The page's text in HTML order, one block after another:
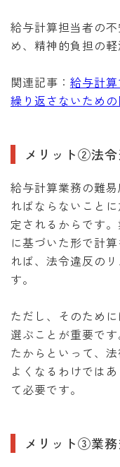
給与計算担当者の
め、精神的負担の軽
関連記事： 給与計
繰り返さないため
メリット②法令
給与計算業務の難
ればならないこと
定されるからです
に基づいた形で計
れば、法令違反の
す。
ただし、そのため
選ぶことが重要で
たからといって、
よくなるわけでは
て必要です。
メリット③業務